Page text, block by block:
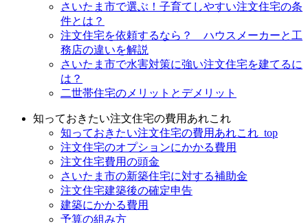
さいたま市で選ぶ！子育てしやすい注文住宅の条
件とは？
注文住宅を依頼するなら？ ハウスメーカーと工
務店の違いを解説
さいたま市で水害対策に強い注文住宅を建てるに
は？
二世帯住宅のメリットとデメリット
知っておきたい注文住宅の費用あれこれ
知っておきたい注文住宅の費用あれこれ_top
注文住宅のオプションにかかる費用
注文住宅費用の頭金
さいたま市の新築住宅に対する補助金
注文住宅建築後の確定申告
建築にかかる費用
予算の組み方